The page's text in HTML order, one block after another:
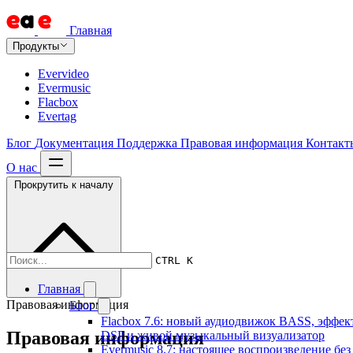
Главная
Продукты
Evervideo
Evermusic
Flacbox
Evertag
Блог Документация Поддержка Правовая информация
О нас
CTRL K
Главная
Блог
Flacbox 7.6: новый аудиодвижок BASS,
DSP и живой музыкальный визуализатор
Evermusic 8.7: настоящее воспроизведение без
Прокрутить к началу
Правовая информация
Правовая информация